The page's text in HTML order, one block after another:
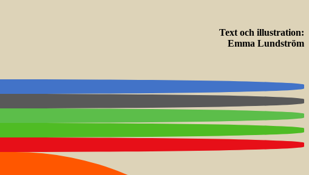
Text och illustration:
Emma Lundström